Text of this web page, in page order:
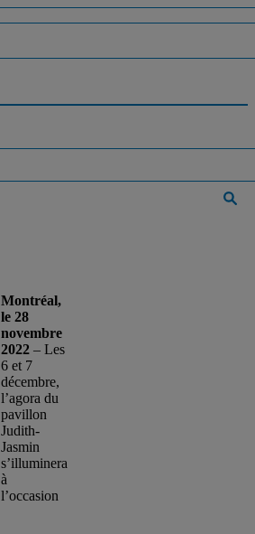
Montréal,
le 28
novembre
2022 – Les
6 et 7
décembre,
l’agora du
pavillon
Judith-
Jasmin
s’illuminera
à
l’occasion